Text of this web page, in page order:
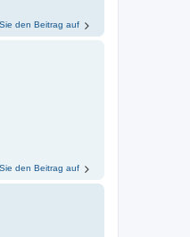
den Beitrag auf
den Beitrag auf